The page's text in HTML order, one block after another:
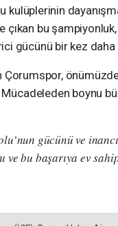
çıkan bu
gücünü bir kez
Çorumspor,
boynu
gücünü ve
ve bu başarıya ev